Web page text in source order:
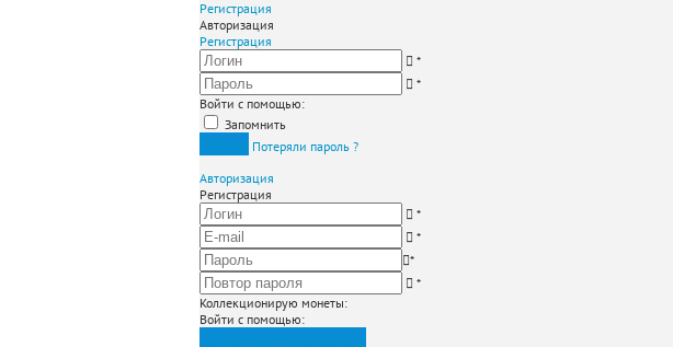
Регистрация
Авторизация
Регистрация
*
*
Войти с помощью:
Запомнить
Потеряли пароль ?
Авторизация
Регистрация
*
*
*
*
Коллекционирую монеты:
Войти с помощью: